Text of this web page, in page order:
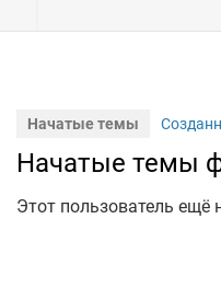
Начатые темы
Начатые темы
Этот пользователь ещё